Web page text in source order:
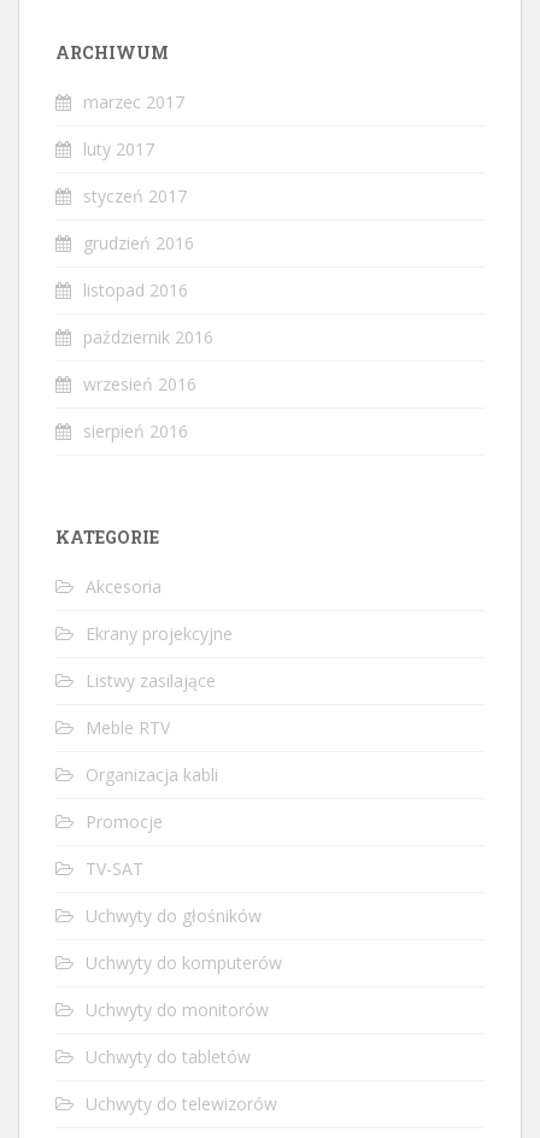
ARCHIWUM
marzec 2017
luty 2017
styczeń 2017
grudzień 2016
listopad 2016
październik 2016
wrzesień 2016
sierpień 2016
KATEGORIE
Akcesoria
Ekrany projekcyjne
Listwy zasilające
Meble RTV
Organizacja kabli
Promocje
TV-SAT
Uchwyty do głośników
Uchwyty do komputerów
Uchwyty do monitorów
Uchwyty do tabletów
Uchwyty do telewizorów